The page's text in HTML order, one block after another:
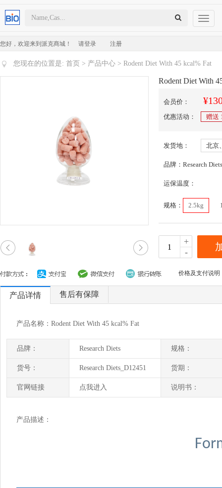
您好，欢迎来到派克商城！ 请登录 注册
Toggle
您现在的位置是: 首页 > 产品中心 > Rodent Diet With 45 kcal% Fat
Rodent Diet With
会员价：
优惠活动： 赠送
发货地： 北京
品牌：Research Diets
运保温度：
规格： 2.5kg
+
-
价格及支付说明
产品详情 售后有保障
产品名称：Rodent Diet With 45 kcal% Fat
品牌： Research Diets 规格：
货号： Research Diets_D12451 货期：
官网链接 点我进入 说明书：
产品描述：